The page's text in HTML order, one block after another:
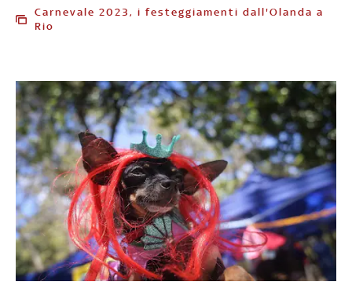
Carnevale 2023, i festeggiamenti dall'Olanda a
Rio